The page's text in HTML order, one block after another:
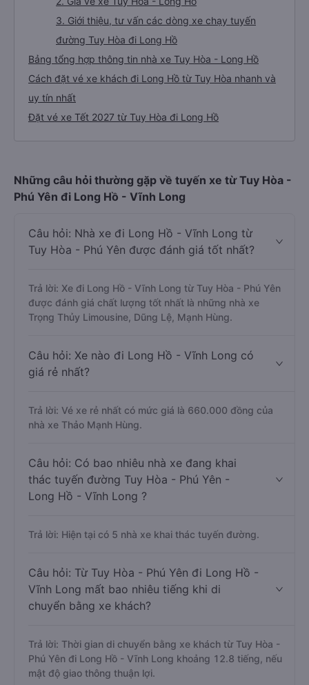
3. Giới thiệu, tư vấn các dòng xe chạy tuyến
đường Tuy Hòa đi Long Hồ
Bảng tổng hợp thông tin nhà xe Tuy Hòa - Long Hồ
Cách đặt vé xe khách đi Long Hồ từ Tuy Hòa nhanh và
uy tín nhất
Đặt vé xe Tết 2027 từ Tuy Hòa đi Long Hồ
Những câu hỏi thường gặp về tuyến xe từ Tuy Hòa -
Phú Yên đi Long Hồ - Vĩnh Long
Câu hỏi: Nhà xe đi Long Hồ - Vĩnh Long từ
Tuy Hòa - Phú Yên được đánh giá tốt nhất?
Trả lời: Xe đi Long Hồ - Vĩnh Long từ Tuy Hòa - Phú Yên
được đánh giá chất lượng tốt nhất là những nhà xe
Trọng Thủy Limousine, Dũng Lệ, Mạnh Hùng.
Câu hỏi: Xe nào đi Long Hồ - Vĩnh Long có
giá rẻ nhất?
Trả lời: Vé xe rẻ nhất có mức giá là 660.000 đồng của
nhà xe Thảo Mạnh Hùng.
Câu hỏi: Có bao nhiêu nhà xe đang khai
thác tuyến đường Tuy Hòa - Phú Yên -
Long Hồ - Vĩnh Long ?
Trả lời: Hiện tại có 5 nhà xe khai thác tuyến đường.
Câu hỏi: Từ Tuy Hòa - Phú Yên đi Long Hồ -
Vĩnh Long mất bao nhiêu tiếng khi di
chuyển bằng xe khách?
Trả lời: Thời gian di chuyển bằng xe khách từ Tuy Hòa -
Phú Yên đi Long Hồ - Vĩnh Long khoảng 12.8 tiếng, nếu
mật độ giao thông thuận lợi.